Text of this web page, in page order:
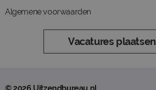
Algemene voorwaarden
Vacatures plaatsen
© 2026 Uitzendbureau.nl